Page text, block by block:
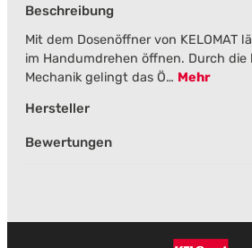
Beschreibung
Mit dem Dosenöffner von KELOMAT
im Handumdrehen öffnen. Durch
Mechanik gelingt das Ö… Mehr
Hersteller
Bewertungen